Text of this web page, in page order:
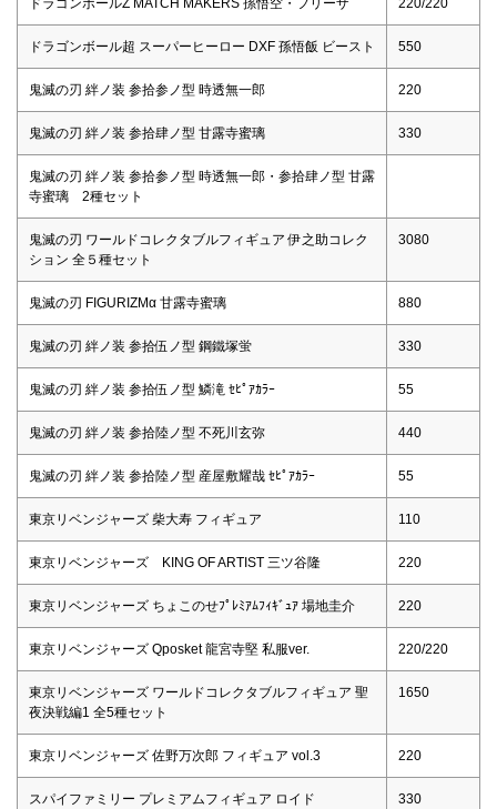
ドラゴンボールZ MATCH MAKERS 孫悟空・フリーザ 220/220
ドラゴンボール超 スーパーヒーロー DXF 孫悟飯 ビースト 550
鬼滅の刃 絆ノ装 参拾参ノ型 時透無一郎 220
鬼滅の刃 絆ノ装 参拾肆ノ型 甘露寺蜜璃 330
鬼滅の刃 絆ノ装 参拾参ノ型 時透無一郎・参拾肆ノ型 甘露
寺蜜璃 2種セット
鬼滅の刃 ワールドコレクタブルフィギュア 伊之助コレク
ション 全５種セット
3080
鬼滅の刃 FIGURIZMα 甘露寺蜜璃 880
鬼滅の刃 絆ノ装 参拾伍ノ型 鋼鐵塚蛍 330
鬼滅の刃 絆ノ装 参拾伍ノ型 鱗滝 ｾﾋﾟｱｶﾗｰ 55
鬼滅の刃 絆ノ装 参拾陸ノ型 不死川玄弥 440
鬼滅の刃 絆ノ装 参拾陸ノ型 産屋敷耀哉 ｾﾋﾟｱｶﾗｰ 55
東京リベンジャーズ 柴大寿 フィギュア 110
東京リベンジャーズ KING OF ARTIST 三ツ谷隆 220
東京リベンジャーズ ちょこのせﾌﾟﾚﾐｱﾑﾌｨｷﾞｭｱ 場地圭介 220
東京リベンジャーズ Qposket 龍宮寺堅 私服ver. 220/220
東京リベンジャーズ ワールドコレクタブルフィギュア 聖
夜決戦編1 全5種セット
1650
東京リベンジャーズ 佐野万次郎 フィギュア vol.3 220
スパイファミリー プレミアムフィギュア ロイド 330